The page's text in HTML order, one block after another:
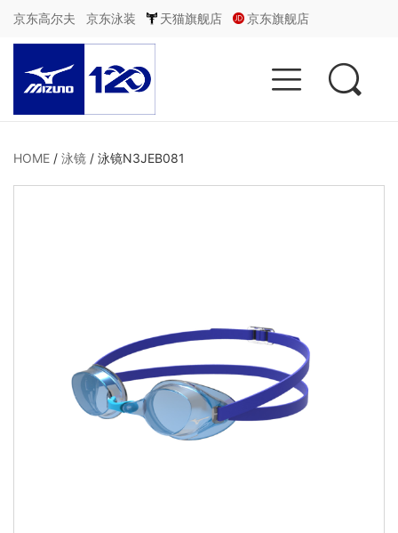
京东高尔夫 京东泳装 天猫旗舰店 京东旗舰店
 
HOME / 泳镜 / 泳镜N3JEB081